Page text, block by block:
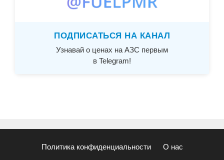
ПОДПИСАТЬСЯ НА КАНАЛ
Узнавай о ценах на АЗС первым
в Telegram!
Политика конфиденциальности О нас